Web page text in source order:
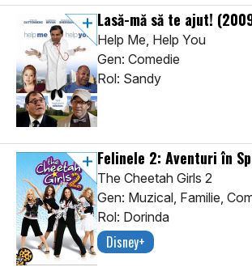
Lasă-mă să te ajut!
Help Me, Help You
Gen: Comedie
Rol: Sandy
Felinele 2: Aventuri în
The Cheetah Girls 2
Gen: Muzical, Familie,
Rol: Dorinda
Disney+